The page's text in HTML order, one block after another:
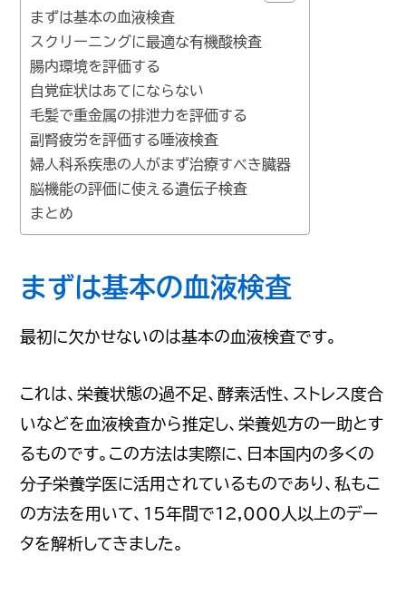
まずは基本の血液検査
スクリーニングに最適な有機酸検査
腸内環境を評価する
自覚症状はあてにならない
毛髪で重金属の排泄力を評価する
副腎疲労を評価する唾液検査
婦人科系疾患の人がまず治療すべき臓器
脳機能の評価に使える遺伝子検査
まとめ
まずは基本の血液検査
最初に欠かせないのは基本の血液検査です。
これは、栄養状態の過不足、酵素活性、ストレス度合
いなどを血液検査から推定し、栄養処方の一助とす
るものです。この方法は実際に、日本国内の多くの
分子栄養学医に活用されているものであり、私もこ
の方法を用いて、15年間で12,000人以上のデー
タを解析してきました。